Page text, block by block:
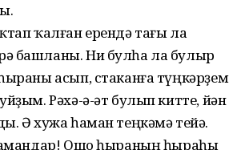
ҡалған ерендә тағы ла
башланы. Ни булһа ла булыр
асып, стаканға түңкәрҙем
Рәхә-ә-әт булып китте, йән
Ә хужа һаман теңкәмә тейә.
Ошо һыраның һыраһы